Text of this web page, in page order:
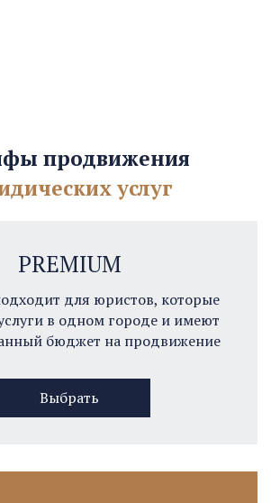
продвижения
услуг
PREMIUM
для юристов, которые
в одном городе и имеют
бюджет на продвижение
Выбрать